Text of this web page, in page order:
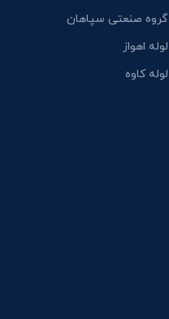
گروه صنعتی سپاهان
لوله اهواز
لوله کاوه